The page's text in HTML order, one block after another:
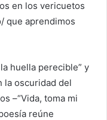
en los vericuetos
que aprendimos
huella perecible” y
la oscuridad del
–“Vida, toma mi
reúne